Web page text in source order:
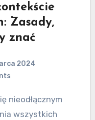
Zasady,
znać
2024
wszystkich